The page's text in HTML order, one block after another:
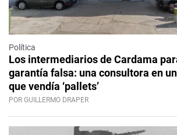
Política
Los intermediarios de Cardama
garantía falsa: una consultora en un
que vendía ‘pallets’
POR GUILLERMO DRAPER